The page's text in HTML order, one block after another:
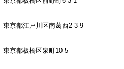
東京都江戸川区南葛西2-3-9
東京都板橋区泉町10-5